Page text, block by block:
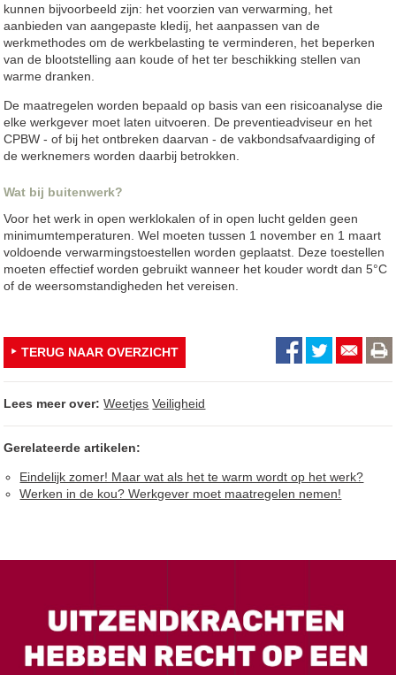
kunnen bijvoorbeeld zijn: het voorzien van verwarming, het
aanbieden van aangepaste kledij, het aanpassen van de
werkmethodes om de werkbelasting te verminderen, het beperken
van de blootstelling aan koude of het ter beschikking stellen van
warme dranken.
De maatregelen worden bepaald op basis van een risicoanalyse die
elke werkgever moet laten uitvoeren. De preventieadviseur en het
CPBW - of bij het ontbreken daarvan - de vakbondsafvaardiging of
de werknemers worden daarbij betrokken.
Wat bij buitenwerk?
Voor het werk in open werklokalen of in open lucht gelden geen
minimumtemperaturen. Wel moeten tussen 1 november en 1 maart
voldoende verwarmingstoestellen worden geplaatst. Deze toestellen
moeten effectief worden gebruikt wanneer het kouder wordt dan 5°C
of de weersomstandigheden het vereisen.
TERUG NAAR OVERZICHT
Lees meer over: Weetjes Veiligheid
Gerelateerde artikelen:
Eindelijk zomer! Maar wat als het te warm wordt op het werk?
Werken in de kou? Werkgever moet maatregelen nemen!